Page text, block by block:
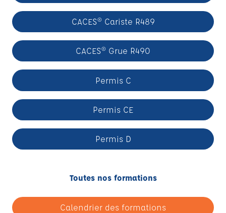
CACES® Cariste R489
CACES® Grue R490
Permis C
Permis CE
Permis D
Toutes nos formations
Calendrier des formations